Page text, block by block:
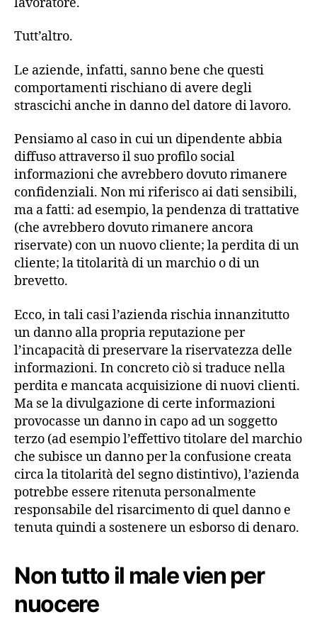
Tutt’altro.
Le aziende, infatti, sanno bene che questi
comportamenti rischiano di avere degli
strascichi anche in danno del datore di lavoro.
Pensiamo al caso in cui un dipendente abbia
diffuso attraverso il suo profilo social
informazioni che avrebbero dovuto rimanere
confidenziali. Non mi riferisco ai dati sensibili,
ma a fatti: ad esempio, la pendenza di trattative
(che avrebbero dovuto rimanere ancora
riservate) con un nuovo cliente; la perdita di un
cliente; la titolarità di un marchio o di un
brevetto.
Ecco, in tali casi l’azienda rischia innanzitutto
un danno alla propria reputazione per
l’incapacità di preservare la riservatezza delle
informazioni. In concreto ciò si traduce nella
perdita e mancata acquisizione di nuovi clienti.
Ma se la divulgazione di certe informazioni
provocasse un danno in capo ad un soggetto
terzo (ad esempio l’effettivo titolare del marchio
che subisce un danno per la confusione creata
circa la titolarità del segno distintivo), l’azienda
potrebbe essere ritenuta personalmente
responsabile del risarcimento di quel danno e
tenuta quindi a sostenere un esborso di denaro.
Non tutto il male vien per
nuocere